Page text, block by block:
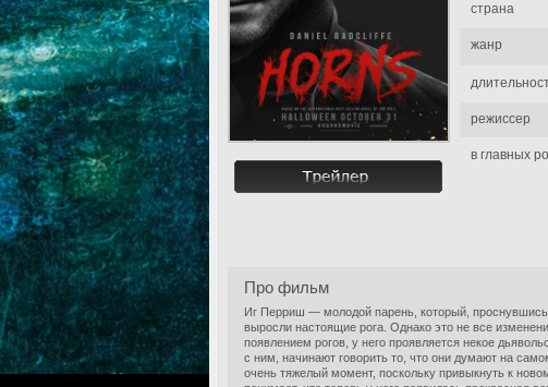
страна
жанр
режиссер
в главных
Про фильм
Иг Перриш — молодой парень, который,
выросли настоящие рога. Однако это не все
появлением рогов, у него проявляется некое
с ним, начинают говорить то, что они думают на
очень тяжелый момент, поскольку привыкнуть к